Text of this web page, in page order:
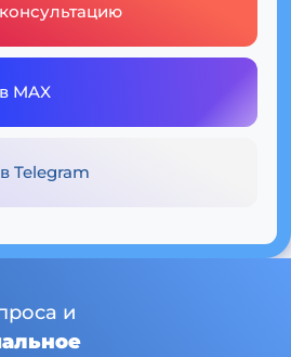
MAX
Telegram
и